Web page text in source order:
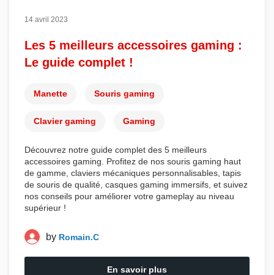
14 avril 2023
Les 5 meilleurs accessoires gaming :
Le guide complet !
Manette Souris gaming
Clavier gaming Gaming
Découvrez notre guide complet des 5 meilleurs
accessoires gaming . Profitez de nos souris gaming haut
de gamme, claviers mécaniques personnalisables, tapis
de souris de qualité, casques gaming immersifs, et suivez
nos conseils pour améliorer votre gameplay au niveau
supérieur !
by Romain.C
En savoir plus